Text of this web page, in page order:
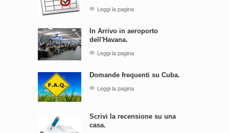
Leggi la pagina
In Arrivo in aeroporto
dell'Havana.
Leggi la pagina
Domande frequenti su Cuba.
Leggi la pagina
Scrivi la recensione su una
casa.